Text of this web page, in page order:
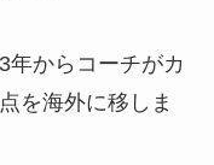
年からコーチがカ
を海外に移しま